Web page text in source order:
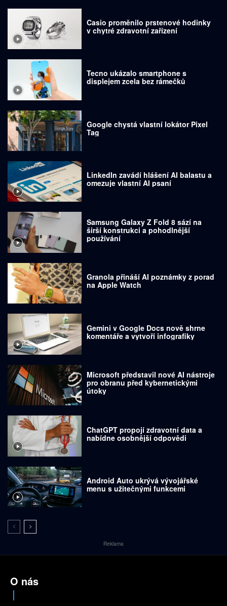
Casio proměnilo prstenové hodinky
v chytré zdravotní zařízení
Tecno ukázalo smartphone s
displejem zcela bez rámečků
Google chystá vlastní lokátor Pixel
Tag
LinkedIn zavádí hlášení AI balastu a
omezuje vlastní AI psaní
Samsung Galaxy Z Fold 8 sází na
širší konstrukci a pohodlnější
používání
Granola přináší AI poznámky z porad
na Apple Watch
Gemini v Google Docs nově shrne
komentáře a vytvoří infografiky
Microsoft představil nové AI nástroje
pro obranu před kybernetickými
útoky
ChatGPT propojí zdravotní data a
nabídne osobnější odpovědi
Android Auto ukrývá vývojářské
menu s užitečnými funkcemi
Reklama
O nás